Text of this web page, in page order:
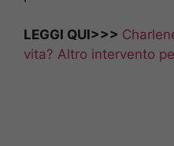
LEGGI QUI>>>
vita? Altro intervento